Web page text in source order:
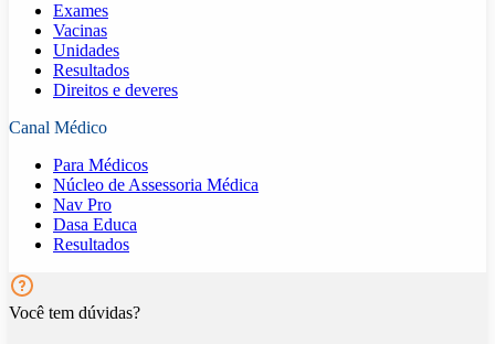
Exames
Vacinas
Unidades
Resultados
Direitos e deveres
Canal Médico
Para Médicos
Núcleo de Assessoria Médica
Nav Pro
Dasa Educa
Resultados
Você tem dúvidas?